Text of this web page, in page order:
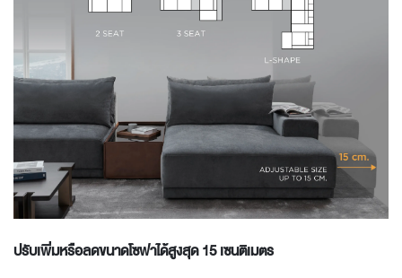
ปรับเพิ่มหรือลดขนาดโซฟาได้สูงสุด 15เซนติเมตร